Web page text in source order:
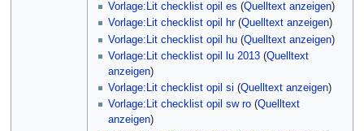
Vorlage:Lit checklist opil es (Quelltext anzeigen)
Vorlage:Lit checklist opil hr(Quelltext anzeigen)
Vorlage:Lit checklist opil hu (Quelltext anzeigen)
Vorlage:Lit checklist opil lu 2013 (Quelltext
anzeigen)
Vorlage:Lit checklist opil si (Quelltext anzeigen)
Vorlage:Lit checklist opil sw ro (Quelltext
anzeigen)